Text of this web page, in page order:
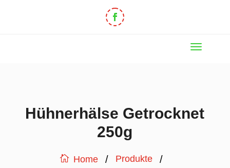
Hühnerhälse Getrocknet
250g
Home / Produkte /